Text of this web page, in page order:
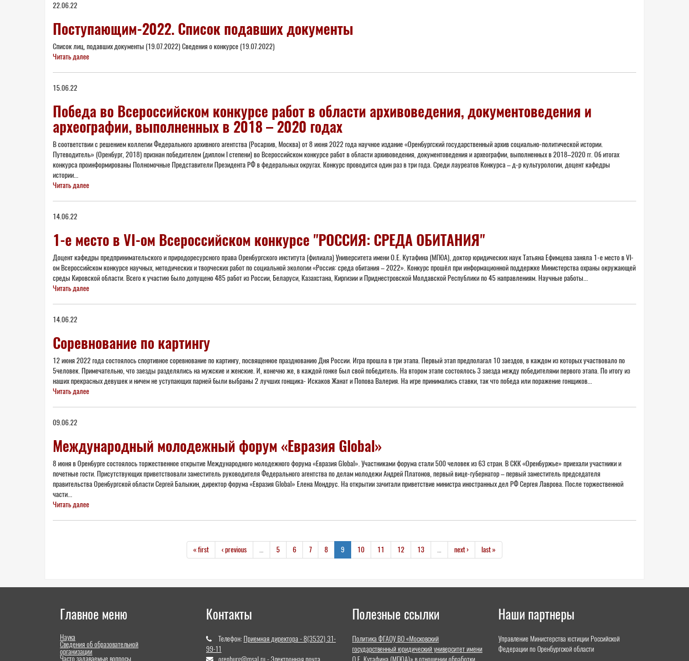
22.06.22
Поступающим-2022. Список подавших документы
Список лиц, подавших документы (19.07.2022) Сведения о конкурсе (19.07.2022)
Читать далее
15.06.22
Победа во Всероссийском конкурсе работ в области архивоведения, документоведения и
археографии, выполненных в 2018 – 2020 годах
В соответствии с решением коллегии Федерального архивного агентства (Росархив, Москва) от 8 июня 2022 года научное издание «Оренбургский государственный архив социально-политической истории.
Путеводитель» (Оренбург, 2018) признан победителем (диплом I степени) во Всероссийском конкурсе работ в области архивоведения, документоведения и археографии, выполненных в 2018–2020 гг. Об итогах
конкурса проинформированы Полномочные Представители Президента РФ в федеральных округах. Конкурс проводится один раз в три года. Среди лауреатов Конкурса – д-р культурологии, доцент кафедры
истории...
Читать далее
14.06.22
1-е место в VI-ом Всероссийском конкурсе "РОССИЯ: СРЕДА ОБИТАНИЯ"
Доцент кафедры предпринимательского и природоресурсного права Оренбургского института (филиала) Университета имени О.Е. Кутафина (МГЮА), доктор юридических наук Татьяна Ефимцева заняла 1-е место в VI-
ом Всероссийском конкурсе научных, методических и творческих работ по социальной экологии «Россия: среда обитания – 2022». Конкурс прошёл при информационной поддержке Министерства охраны окружающей
среды Кировской области. Всего к участию было допущено 485 работ из России, Беларуси, Казахстана, Киргизии и Приднестровской Молдавской Республики по 45 направлениям. Научные работы...
Читать далее
14.06.22
Соревнование по картингу
12 июня 2022 года состоялось спортивное соревнование по картингу, посвященное празднованию Дня России. Игра прошла в три этапа. Первый этап предполагал 10 заездов, в каждом из которых участвовало по
5человек. Примечательно, что заезды разделялись на мужские и женские. И, конечно же, в каждой гонке был свой победитель. На втором этапе состоялось 3 заезда между победителями первого этапа. По итогу из
наших прекрасных девушек и ничем не уступающих парней были выбраны 2 лучших гонщика- Искаков Жанат и Попова Валерия. На игре принимались ставки, так что победа или поражение гонщиков...
Читать далее
09.06.22
Международный молодежный форум «Евразия Global»
8 июня в Оренбурге состоялось торжественное открытие Международного молодежного форума «Евразия Global». Участниками форума стали 500 человек из 63 стран. В СКК «Оренбуржье» приехали участники и
почетные гости. Присутствующих приветствовали заместитель руководителя Федерального агентства по делам молодежи Андрей Платонов, первый вице-губернатор – первый заместитель председателя
правительства Оренбургской области Сергей Балыкин, директор форума «Евразия Global» Елена Мондрус. На открытии зачитали приветствие министра иностранных дел РФ Сергея Лаврова. После торжественной
части...
Читать далее
« first ‹ previous … 5 6 7 8 9 10 11 12 13 … next › last »
Главное меню
Наука
Сведения об образовательной
организации
Часто задаваемые вопросы
Контакты
Телефон: Приемная директора - 8(3532) 31-
99-11
Полезные ссылки
Политика ФГАОУ ВО «Московский
государственный юридический университет имени
Наши партнеры
Управление Министерства юстиции Российской
Федерации по Оренбургской области